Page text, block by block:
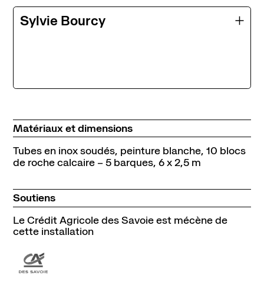
Sylvie Bourcy
Matériaux et dimensions
Tubes en inox soudés, peinture blanche, 10 blocs
de roche calcaire – 5 barques, 6 x 2,5 m
Soutiens
Le Crédit Agricole des Savoie est mécène de
cette installation